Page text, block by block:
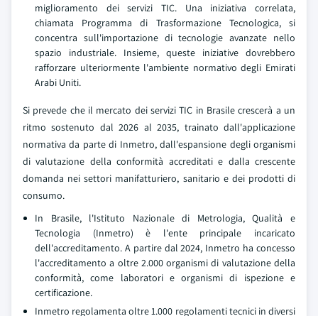
miglioramento dei servizi TIC. Una iniziativa correlata,
chiamata Programma di Trasformazione Tecnologica, si
concentra sull'importazione di tecnologie avanzate nello
spazio industriale. Insieme, queste iniziative dovrebbero
rafforzare ulteriormente l'ambiente normativo degli Emirati
Arabi Uniti.
Si prevede che il mercato dei servizi TIC in Brasile crescerà a un
ritmo sostenuto dal 2026 al 2035, trainato dall'applicazione
normativa da parte di Inmetro, dall'espansione degli organismi
di valutazione della conformità accreditati e dalla crescente
domanda nei settori manifatturiero, sanitario e dei prodotti di
consumo.
In Brasile, l'Istituto Nazionale di Metrologia, Qualità e
Tecnologia (Inmetro) è l'ente principale incaricato
dell'accreditamento. A partire dal 2024, Inmetro ha concesso
l'accreditamento a oltre 2.000 organismi di valutazione della
conformità, come laboratori e organismi di ispezione e
certificazione.
Inmetro regolamenta oltre 1.000 regolamenti tecnici in diversi